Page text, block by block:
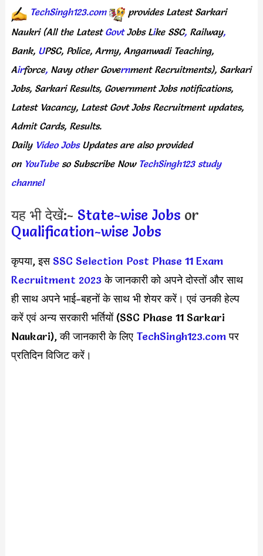
TechSingh123.com provides Latest Sarkari
Naukri (All the Latest Govt Jobs Like SSC, Railway,
Bank, UPSC, Police, Army, Anganwadi Teaching,
Airforce, Navy other Government Recruitments), Sarkari
Jobs, Sarkari Results, Government Jobs notifications,
Latest Vacancy, Latest Govt Jobs Recruitment updates,
Admit Cards, Results.
Daily Video JobsUpdates are also provided
on YouTubeso Subscribe Now TechSingh123 study
channel
यह भी देखें:- State-wise Jobs or
Qualification-wise Jobs
कृपया, इस SSC Selection Post Phase 11 Exam
Recruitment 2023के जानकारी को अपने दोस्तों और साथ
ही साथ अपने भाई-बहनों के साथ भी शेयर करें। एवं उनकी हेल्प
करें एवं अन्य सरकारी भर्तियों (SSC Phase 11 Sarkari
Naukari), की जानकारी के लिए TechSingh123.comपर
प्रतिदिन विजिट करें।